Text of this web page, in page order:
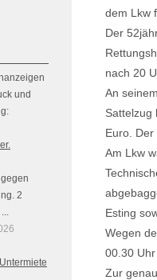
und
2
dem Lkw
Der
nach 20
An
Sattelzug
Euro.
Am Lkw
Esting
Wegen
00.30
Zur